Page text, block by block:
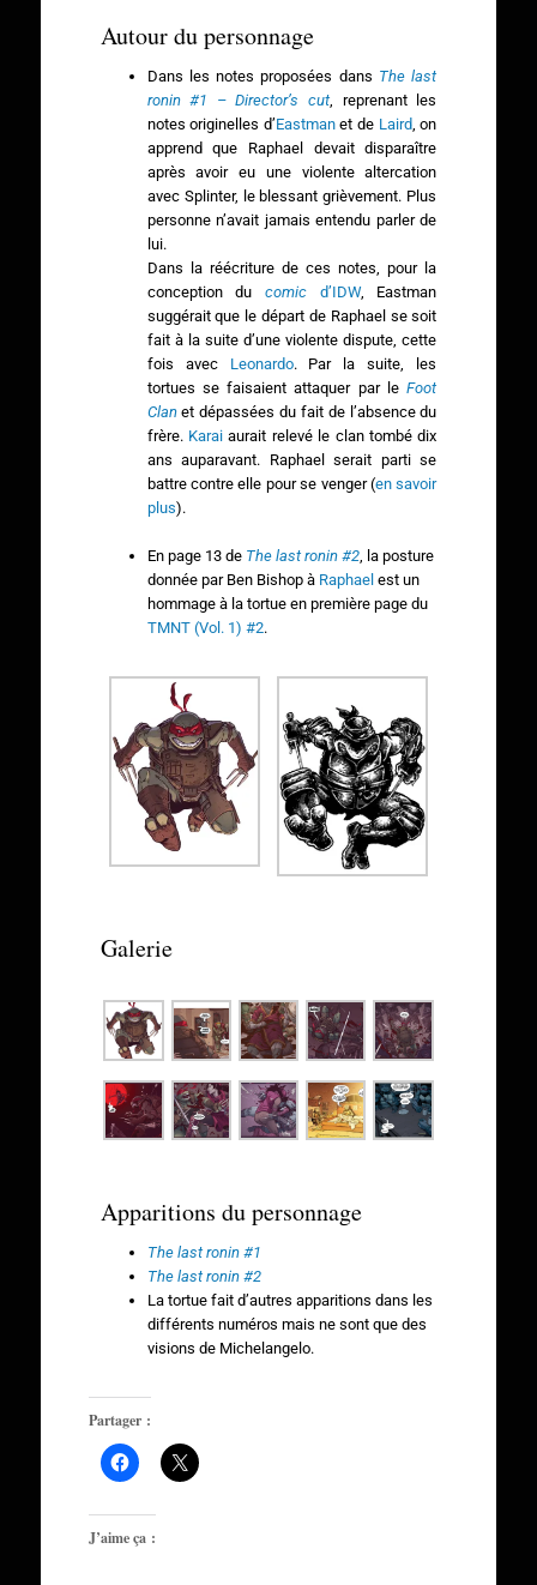
Autour du personnage
Dans les notes proposées dans The last
ronin #1 – Director’s cut, reprenant les
notes originelles d’Eastmanet de Laird, on
apprend que Raphael devait disparaître
après avoir eu une violente altercation
avec Splinter, le blessant grièvement. Plus
personne n’avait jamais entendu parler de
lui.
Dans la réécriture de ces notes, pour la
conception du comic d’IDW, Eastman
suggérait que le départ de Raphael se soit
fait à la suite d’une violente dispute, cette
fois avec Leonardo. Par la suite, les
tortues se faisaient attaquer par leFoot
Clanet dépassées du fait de l’absence du
frère. Karaiaurait relevé le clan tombé dix
ans auparavant. Raphael serait parti se
battre contre elle pour se venger (en savoir
plus).
En page 13 de The last ronin #2, la posture
donnée par Ben Bishop à Raphaelest un
hommage à la tortue en première page du
TMNT (Vol. 1) #2.
Galerie
Apparitions du personnage
The last ronin #1
The last ronin #2
La tortue fait d’autres apparitions dans les
différents numéros mais ne sont que des
visions de Michelangelo.
Partager :
J’aime ça :